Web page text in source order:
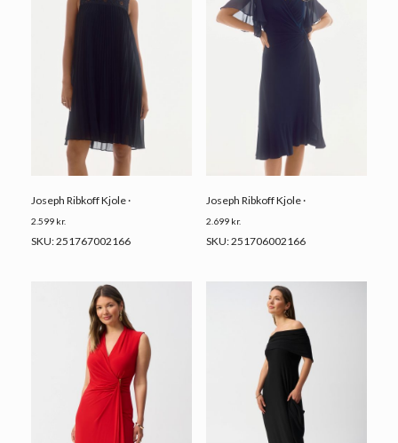
Joseph Ribkoff Kjole ·
2.599 kr.
SKU: 251767002166
Joseph Ribkoff Kjole ·
2.699 kr.
SKU: 251706002166